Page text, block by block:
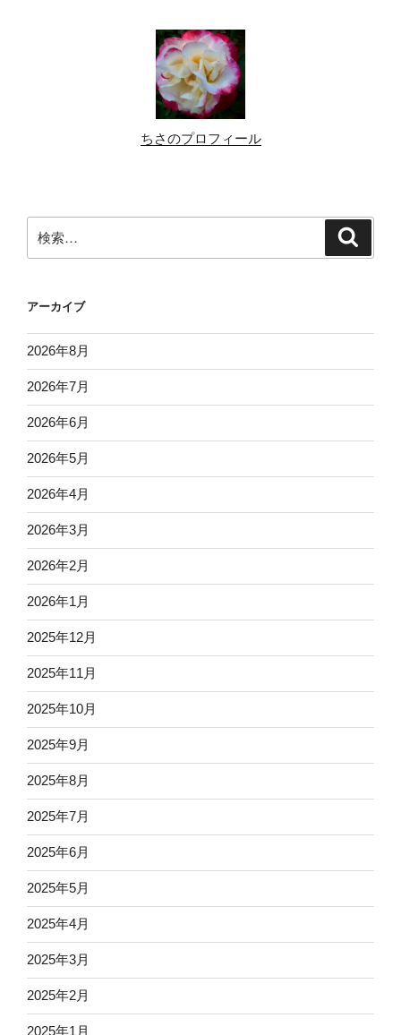
ちさのプロフィール
索:
アーカイブ
2026年8月
2026年7月
2026年6月
2026年5月
2026年4月
2026年3月
2026年2月
2026年1月
2025年12月
2025年11月
2025年10月
2025年9月
2025年8月
2025年7月
2025年6月
2025年5月
2025年4月
2025年3月
2025年2月
2025年1月